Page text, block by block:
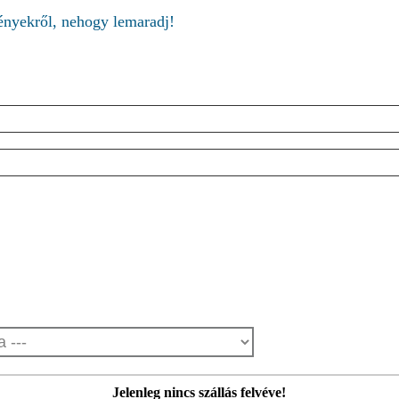
nehogy lemaradj!
Jelenleg nincs szállás felvéve!